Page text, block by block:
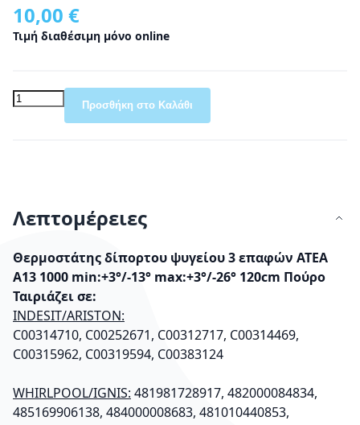
10,00 €
Τιμή διαθέσιμη μόνο online
Προσθήκη στο Καλάθι
Λεπτομέρειες
Θερμοστάτης δίπορτου ψυγείου 3 επαφών ATEA
A13 1000 min:+3°/-13° max:+3°/-26° 120cm Πούρο
Ταιριάζει σε:
INDESIT/ARISTON:
C00314710, C00252671, C00312717, C00314469,
C00315962, C00319594, C00383124
WHIRLPOOL/IGNIS: 481981728917, 482000084834,
485169906138, 484000008683, 481010440853,